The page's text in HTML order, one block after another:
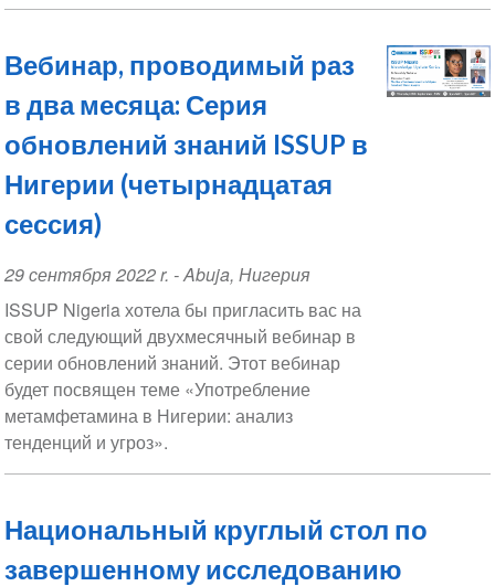
Вебинар, проводимый раз
в два месяца: Серия
обновлений знаний ISSUP в
Нигерии (четырнадцатая
сессия)
Event
Date
29 сентября 2022 r. -Abuja, Нигерия
ISSUP Nigeria хотела бы пригласить вас на
свой следующий двухмесячный вебинар в
серии обновлений знаний. Этот вебинар
будет посвящен теме «Употребление
метамфетамина в Нигерии: анализ
тенденций и угроз».
Национальный круглый стол по
завершенному исследованию